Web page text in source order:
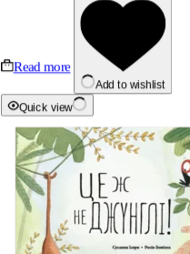
Read more
Add to wishlist
Quick view